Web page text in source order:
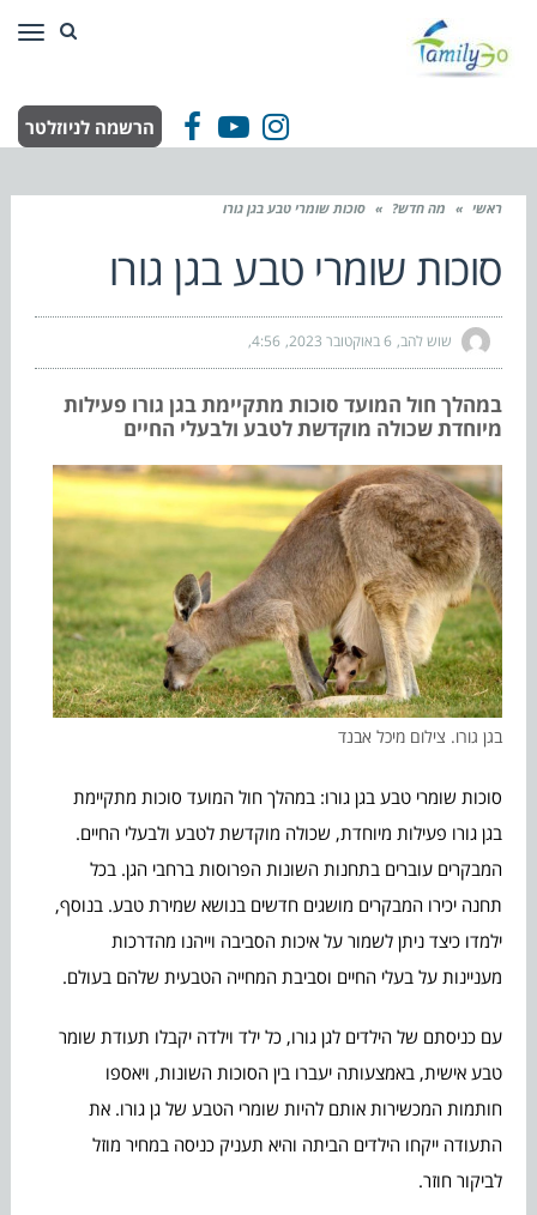
Facebook
YouTube
Instagram הרשמה לניוזלטר
ראשי » מה חדש? » סוכות שומרי טבע בגן גורו
סוכות שומרי טבע בגן גורו
שוש להב 6 באוקטובר 2023 4:56
במהלך חול המועד סוכות מתקיימת בגן גורו פעילות
מיוחדת שכולה מוקדשת לטבע ולבעלי החיים
בגן גורו. צילום מיכל אבנד
סוכות שומרי טבע בגן גורו: במהלך חול המועד סוכות מתקיימת
בגן גורו פעילות מיוחדת, שכולה מוקדשת לטבע ולבעלי החיים.
המבקרים עוברים בתחנות השונות הפרוסות ברחבי הגן. בכל
תחנה יכירו המבקרים מושגים חדשים בנושא שמירת טבע. בנוסף,
ילמדו כיצד ניתן לשמור על איכות הסביבה וייהנו מהדרכות
מעניינות על בעלי החיים וסביבת המחייה הטבעית שלהם בעולם.
עם כניסתם של הילדים לגן גורו, כל ילד וילדה יקבלו תעודת שומר
טבע אישית, באמצעותה יעברו בין הסוכות השונות, ויאספו
חותמות המכשירות אותם להיות שומרי הטבע של גן גורו. את
התעודה ייקחו הילדים הביתה והיא תעניק כניסה במחיר מוזל
לביקור חוזר.